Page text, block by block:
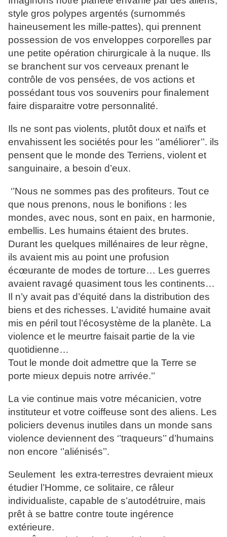
style gros polypes argentés (surnommés
haineusement les mille-pattes), qui prennent
possession de vos enveloppes corporelles par
une petite opération chirurgicale à la nuque. Ils
se branchent sur vos cerveaux prenant le
contrôle de vos pensées, de vos actions et
possédant tous vos souvenirs pour finalement
faire disparaitre votre personnalité.
Ils ne sont pas violents, plutôt doux et naïfs et
envahissent les sociétés pour les ‘’améliorer’’. ils
pensent que le monde des Terriens, violent et
sanguinaire, a besoin d’eux.
‘’Nous ne sommes pas des profiteurs. Tout ce
que nous prenons, nous le bonifions : les
mondes, avec nous, sont en paix, en harmonie,
embellis. Les humains étaient des brutes.
Durant les quelques millénaires de leur règne,
ils avaient mis au point une profusion
écœurante de modes de torture… Les guerres
avaient ravagé quasiment tous les continents…
Il n’y avait pas d’équité dans la distribution des
biens et des richesses. L’avidité humaine avait
mis en péril tout l’écosystème de la planète. La
violence et le meurtre faisait partie de la vie
quotidienne…
Tout le monde doit admettre que la Terre se
porte mieux depuis notre arrivée.’’
La vie continue mais votre mécanicien, votre
instituteur et votre coiffeuse sont des aliens. Les
policiers devenus inutiles dans un monde sans
violence deviennent des ‘’traqueurs’’ d’humains
non encore ‘’aliénisés’’.
Seulement les extra-terrestres devraient mieux
étudier l’Homme, ce solitaire, ce râleur
individualiste, capable de s’autodétruire, mais
prêt à se battre contre toute ingérence
extérieure.